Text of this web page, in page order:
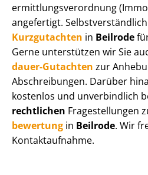
ermitt­lungs­ver­ord­nung
angefertigt.
Kurzgutachten in Beilrode
Gerne unterstützen wir Sie
dau­er-Gutachten zur
Abschreibungen. Darüber
kostenlos und unverbindlich
rechtlichen Fragestellungen
be­wer­tung in Beilrode. Wir
Kontaktaufnahme.